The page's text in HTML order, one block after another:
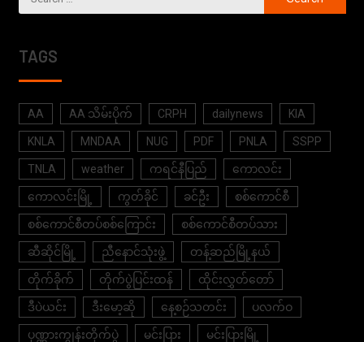
TAGS
AA AA သိမ်းပိုက် CRPH dailynews KIA
KNLA MNDAA NUG PDF PNLA SSPP
TNLA weather ကရင်နီပြည် ကောလင်း
ကောလင်းမြို့ ကွတ်ခိုင် ခင်ဦး စစ်ကောင်စီ
စစ်ကောင်စီတပ်စစ်ကြောင်း စစ်ကောင်စီတပ်သား
ဆီဆိုင်မြို့ ညီနောင်သုံးဖွဲ့ တန့်ဆည်မြို့နယ်
တိုက်ခိုက် တိုက်ပွဲပြင်းထန် ထိုင်းလွှတ်တော်
ဒီပဲယင်း ဒီးမော့ဆို နေ့စဉ်သတင်း ပလက်ဝ
ပုဏ္ဏားကျွန်းတိုက်ပွဲ မင်းပြား မင်းပြားမြို့